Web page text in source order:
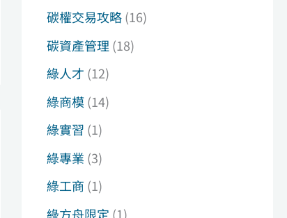
碳權交易攻略(16)
碳資產管理 (18)
綠人才 (12)
綠商模(14)
綠實習 (1)
綠專業 (3)
綠工商 (1)
綠方舟限定 (1)